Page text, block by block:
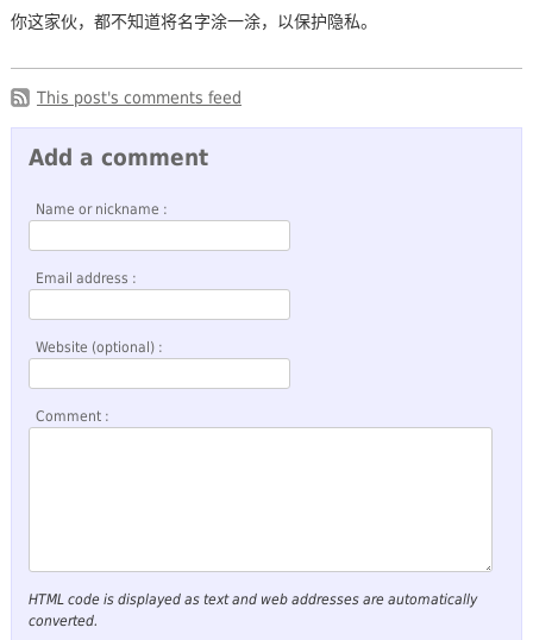
你这家伙，都不知道将名字涂一涂，以保护隐私。
This post's comments feed
Add a comment
Name or nickname :
Email address :
Website (optional) :
Comment :
HTML code is displayed as text and web addresses are automatically
converted.